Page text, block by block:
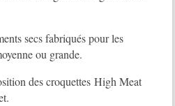
secs fabriqués pour les
ou grande.
des croquettes High Meat